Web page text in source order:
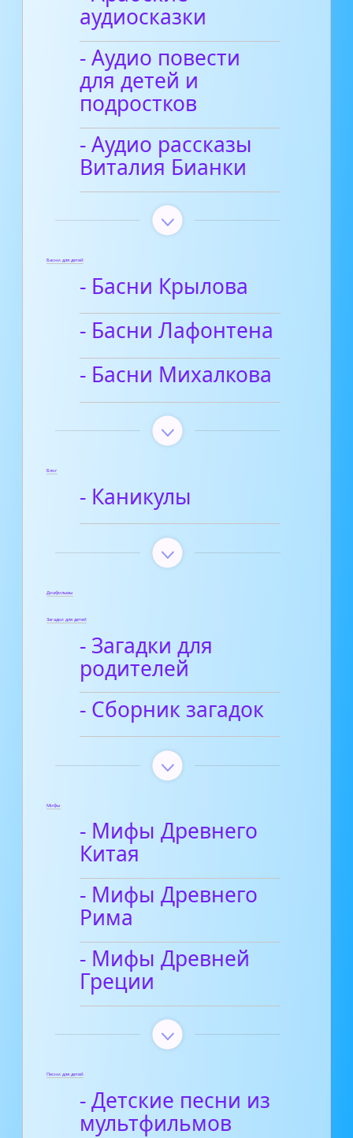
аудиосказки
- Аудио повести
для детей и
подростков
- Аудио рассказы
Виталия Бианки
Басни для детей
- Басни Крылова
- Басни Лафонтена
- Басни Михалкова
Блог
- Каникулы
Диафильмы
Загадки для детей
- Загадки для
родителей
- Сборник загадок
Мифы
- Мифы Древнего
Китая
- Мифы Древнего
Рима
- Мифы Древней
Греции
Песни для детей
- Детские песни из
мультфильмов